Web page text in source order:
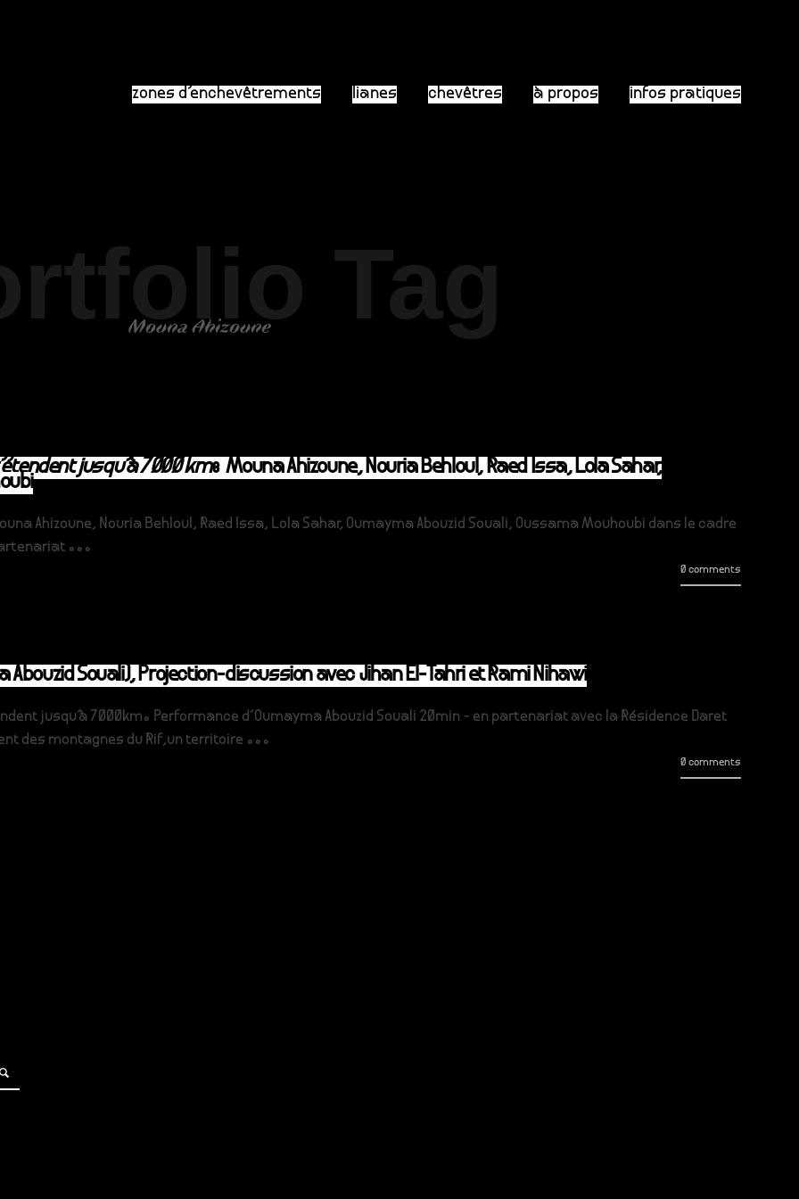
zones d’enchevêtrements lianes chevêtres à propos infos pratiques
Tag
Mouna Ahizoune
jusqu’à 7000 km: Mouna Ahizoune, Nouria Behloul, Raed Issa, Lola Sahar,
Ahizoune, Nouria Behloul, Raed Issa, Lola Sahar, Oumayma Abouzid Souali, Oussama Mouhoubi dans le cadre
...
0 comments
Souali), Projection-discussion avec Jihan El-Tahri et Rami Nihawi
jusqu’à 7000km. Performance d'Oumayma Abouzid Souali 20min - en partenariat avec la Résidence Daret
des montagnes du Rif,un territoire ...
0 comments